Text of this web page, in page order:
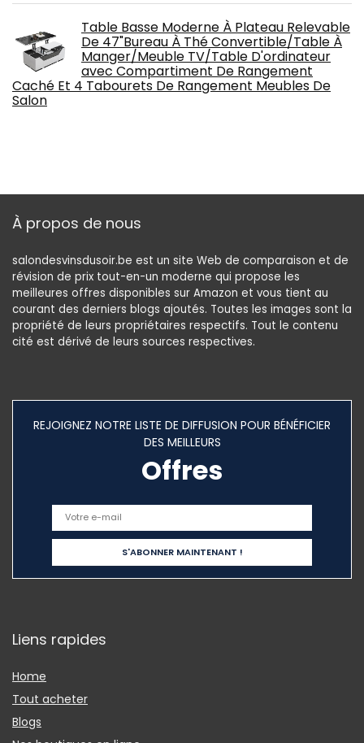
Table Basse Moderne À Plateau Relevable
De 47"Bureau À Thé Convertible/Table À
Manger/Meuble TV/Table D'ordinateur
avec Compartiment De Rangement
Caché Et 4 Tabourets De Rangement Meubles De
Salon
À propos de nous
salondesvinsdusoir.be est un site Web de comparaison et de
révision de prix tout-en-un moderne qui propose les
meilleures offres disponibles sur Amazon et vous tient au
courant des derniers blogs ajoutés. Toutes les images sont la
propriété de leurs propriétaires respectifs. Tout le contenu
cité est dérivé de leurs sources respectives.
REJOIGNEZ NOTRE LISTE DE DIFFUSION POUR BÉNÉFICIER
DES MEILLEURS
Offres
Liens rapides
Home
Tout acheter
Blogs